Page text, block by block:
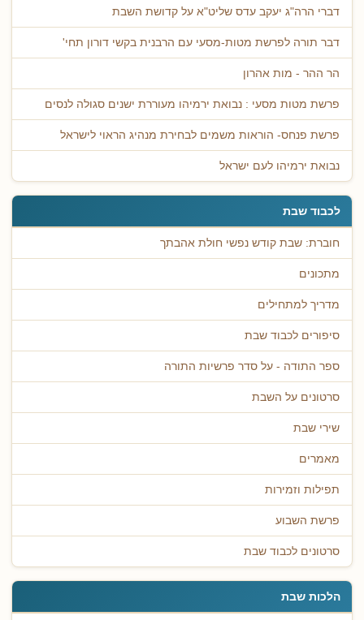
דברי הרה"ג יעקב עדס שליט"א על קדושת השבת
דבר תורה לפרשת מטות-מסעי עם הרבנית בקשי דורון תחי'
הר ההר - מות אהרון
פרשת מטות מסעי : נבואת ירמיהו מעוררת ישנים סגולה לנסים
פרשת פנחס- הוראות משמים לבחירת מנהיג הראוי לישראל
נבואת ירמיהו לעם ישראל
לכבוד שבת
חוברת: שבת קודש נפשי חולת אהבתך
מתכונים
מדריך למתחילים
סיפורים לכבוד שבת
ספר התודה - על סדר פרשיות התורה
סרטונים על השבת
שירי שבת
מאמרים
תפילות וזמירות
פרשת השבוע
סרטונים לכבוד שבת
הלכות שבת